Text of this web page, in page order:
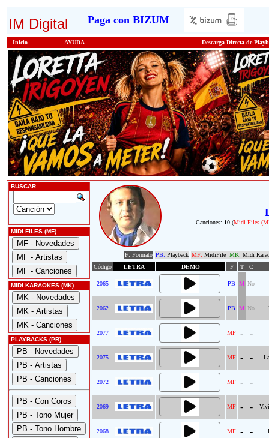
IM Digital Paga con BIZUM
Inicio AYUDA Descarga Directa de
BUSCAR
MIDI FILES (MF)
MIDI KARAOKES (MK)
PLAYBACKS (PB)
Canciones: 10(Midi Files
F: Formato PB: Playback MF: MidiFile MK: Midi
Código
LETRA DEMO F T C
2065 PB M No
2062 PB M No
2077 MF - -
2075 MF - -
2072 MF - -
2069 MF - -
2068 MF - -